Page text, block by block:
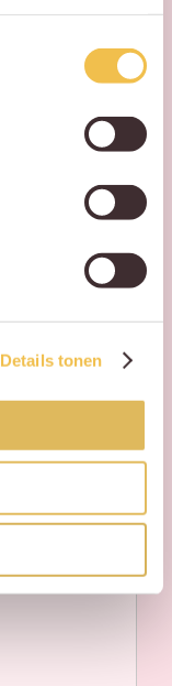
Details tonen